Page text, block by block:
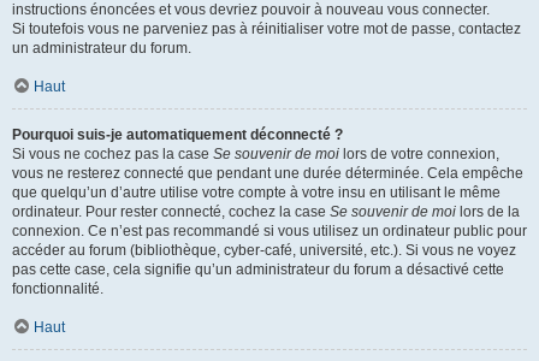
instructions énoncées et vous devriez pouvoir à nouveau vous connecter.
Si toutefois vous ne parveniez pas à réinitialiser votre mot de passe, contactez
un administrateur du forum.
Haut
Pourquoi suis-je automatiquement déconnecté ?
Si vous ne cochez pas la case Se souvenir de moi lors de votre connexion,
vous ne resterez connecté que pendant une durée déterminée. Cela empêche
que quelqu’un d’autre utilise votre compte à votre insu en utilisant le même
ordinateur. Pour rester connecté, cochez la case Se souvenir de moi lors de la
connexion. Ce n’est pas recommandé si vous utilisez un ordinateur public pour
accéder au forum (bibliothèque, cyber-café, université, etc.). Si vous ne voyez
pas cette case, cela signifie qu’un administrateur du forum a désactivé cette
fonctionnalité.
Haut